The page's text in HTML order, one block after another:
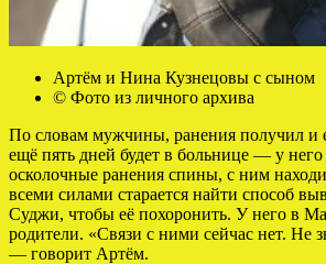
Артём и Нина Кузнецовы с сыном
© Фото из личного архива
По словам мужчины, ранения получил и
ещё пять дней будет в больнице — у него
осколочные ранения спины, с ним
всеми силами старается найти способ
Суджи, чтобы её похоронить. У него в
родители. «Связи с ними сейчас нет. Не
— говорит Артём.